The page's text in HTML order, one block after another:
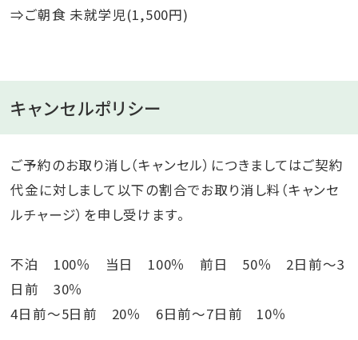
⇒ご朝食 未就学児(1,500円)
キャンセルポリシー
ご予約のお取り消し（キャンセル）につきましてはご契約
代金に対しまして以下の割合でお取り消し料（キャンセ
ルチャージ）を申し受けます。
不泊 100％ 当日 100％ 前日 50％ 2日前～3
日前 30％
4日前～5日前 20％ 6日前～7日前 10％